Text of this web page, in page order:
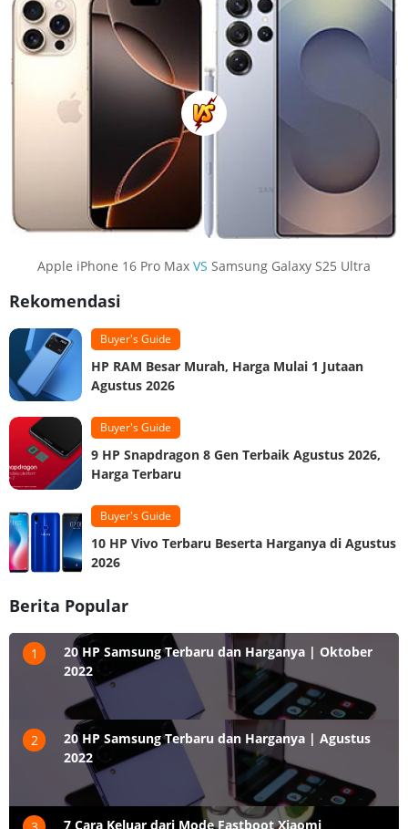
Apple iPhone 16 Pro Max VS Samsung Galaxy S25 Ultra
Rekomendasi
Buyer's Guide
HP RAM Besar Murah, Harga Mulai 1 Jutaan
Agustus 2026
Buyer's Guide
9 HP Snapdragon 8 Gen Terbaik Agustus 2026,
Harga Terbaru
Buyer's Guide
10 HP Vivo Terbaru Beserta Harganya di Agustus
2026
Berita Popular
1
20 HP Samsung Terbaru dan Harganya | Oktober
2022
2
20 HP Samsung Terbaru dan Harganya | Agustus
2022
7 Cara Keluar dari Mode Fastboot Xiaomi